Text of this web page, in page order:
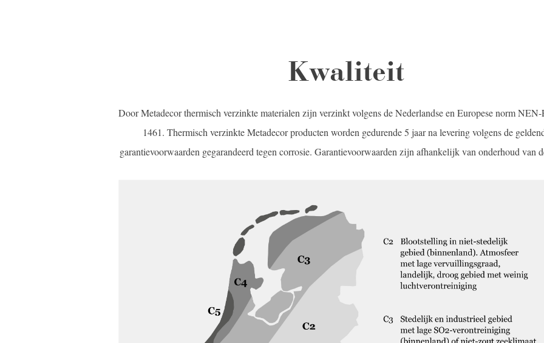
Kwaliteit
Door Metadecor thermisch verzinkte materialen zijn verzinkt volgens de Nederlandse en Europese norm
1461. Thermisch verzinkte Metadecor producten worden gedurende 5 jaar na levering volgens de
garantievoorwaarden gegarandeerd tegen corrosie. Garantievoorwaarden zijn afhankelijk van onderhoud van